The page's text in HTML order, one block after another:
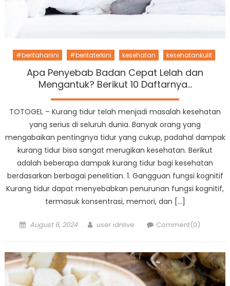
#beritahariini #beritaterkini kesehatan kesehatankulit
Apa Penyebab Badan Cepat Lelah dan
Mengantuk? Berikut 10 Daftarnya…
TOTOGEL – Kurang tidur telah menjadi masalah kesehatan
yang serius di seluruh dunia. Banyak orang yang
mengabaikan pentingnya tidur yang cukup, padahal dampak
kurang tidur bisa sangat merugikan kesehatan. Berikut
adalah beberapa dampak kurang tidur bagi kesehatan
berdasarkan berbagai penelitian. 1. Gangguan fungsi kognitif
Kurang tidur dapat menyebabkan penurunan fungsi kognitif,
termasuk konsentrasi, memori, dan […]
Posted
August 6, 2024 Author
user idnlive Comment(0)